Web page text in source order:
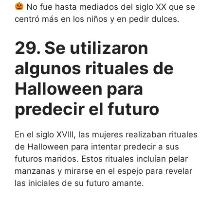
No fue hasta mediados del siglo XX que se
centró más en los niños y en pedir dulces.
29. Se utilizaron
algunos rituales de
Halloween para
predecir el futuro
En el siglo XVIII, las mujeres realizaban rituales
de Halloween para intentar predecir a sus
futuros maridos. Estos rituales incluían pelar
manzanas y mirarse en el espejo para revelar
las iniciales de su futuro amante.